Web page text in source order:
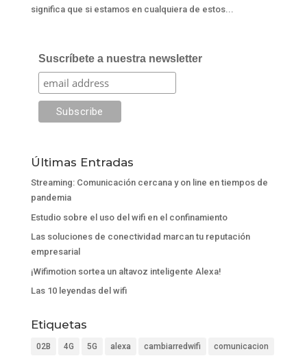
significa que si estamos en cualquiera de estos...
Suscríbete a nuestra newsletter
Últimas Entradas
Streaming: Comunicación cercana y on line en tiempos de
pandemia
Estudio sobre el uso del wifi en el confinamiento
Las soluciones de conectividad marcan tu reputación
empresarial
¡Wifimotion sortea un altavoz inteligente Alexa!
Las 10 leyendas del wifi
Etiquetas
02B 4G 5G alexa cambiarredwifi comunicacion